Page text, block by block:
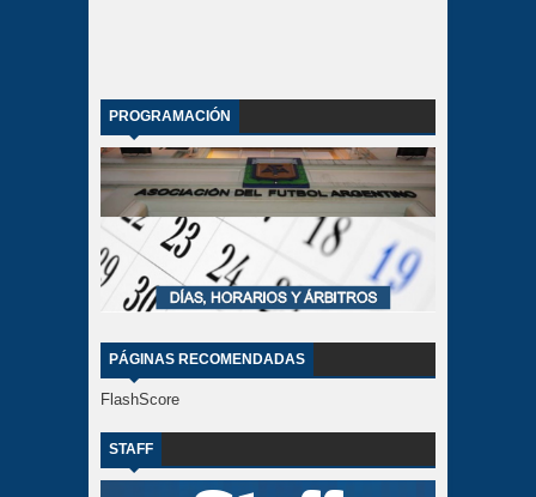
PROGRAMACIÓN
PÁGINAS RECOMENDADAS
FlashScore
STAFF